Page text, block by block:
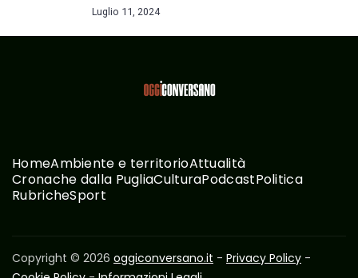
Luglio 11, 2024
HomeAmbiente e territorioAttualità
Cronache dalla PugliaCulturaPodcastPolitica
RubricheSport
Copyright © 2026 oggiconversano.it - Privacy Policy -